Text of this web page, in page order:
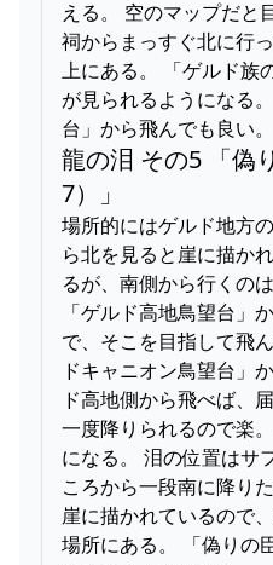
える。 空のマップだと
祠からまっすぐ北に行
上にある。 「ゲルド族
が見られるようになる
台」から飛んでも良い。
龍の泪 その5 「偽
7）」
場所的にはゲルド地方
ら北を見ると崖に描か
るが、南側から行くの
「ゲルド高地鳥望台」
で、そこを目指して飛
ドキャニオン鳥望台」
ド高地側から飛べば、
一度降りられるので楽
になる。 泪の位置はサ
ころから一段南に降り
崖に描かれているので
場所にある。 「偽りの